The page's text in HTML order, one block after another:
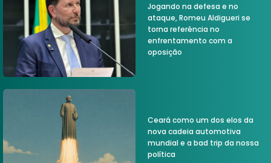
Jogando na defesa e no
ataque, Romeu Aldigueri se
torna referência no
enfrentamento com a
oposição
Ceará como um dos elos da
nova cadeia automotiva
mundial e a bad trip da nossa
política